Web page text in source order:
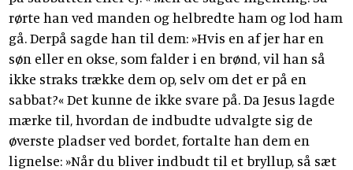
rørte han ved manden og helbredte ham og lod ham
gå. Derpå sagde han til dem: »Hvis en af jer har en
søn eller en okse, som falder i en brønd, vil han så
ikke straks trække dem op, selv om det er på en
sabbat?« Det kunne de ikke svare på. Da Jesus lagde
mærke til, hvordan de indbudte udvalgte sig de
øverste pladser ved bordet, fortalte han dem en
lignelse: »Når du bliver indbudt til et bryllup, så sæt